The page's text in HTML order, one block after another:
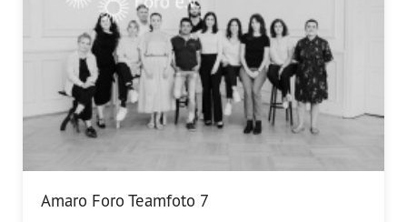
Amaro Foro Teamfoto 7